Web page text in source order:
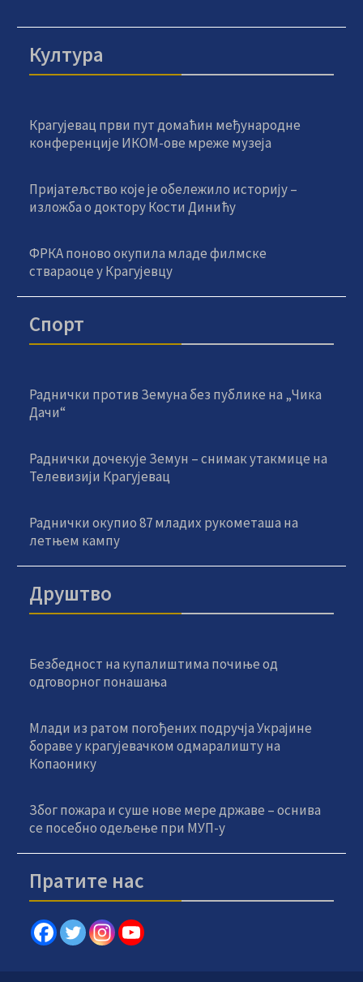
Култура
Крагујевац први пут домаћин међународне
конференције ИКОМ-ове мреже музеја
Пријатељство које је обележило историју –
изложба о доктору Кости Динићу
ФРКА поново окупила младе филмске
ствараоце у Крагујевцу
Спорт
Раднички против Земуна без публике на „Чика
Дачи“
Раднички дочекује Земун – снимак утакмице на
Телевизији Крагујевац
Раднички окупио 87 младих рукометаша на
летњем кампу
Друштво
Безбедност на купалиштима почиње од
одговорног понашања
Млади из ратом погођених подручја Украјине
бораве у крагујевачком одмаралишту на
Копаонику
Због пожара и суше нове мере државе – оснива
се посебно одељење при МУП-у
Пратите нас